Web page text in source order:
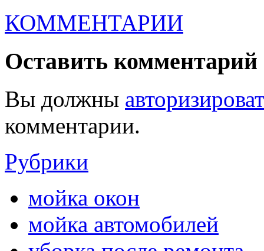
КОММЕНТАРИИ
Оставить комментарий
Вы должны
комментарии.
Рубрики
мойка окон
мойка автомобилей